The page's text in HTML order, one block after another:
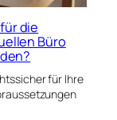
die
Büro
für Ihre